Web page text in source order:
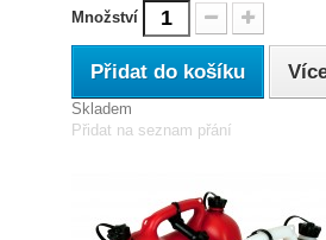
Množství
Přidat do košíku
Skladem
Přidat na seznam přání